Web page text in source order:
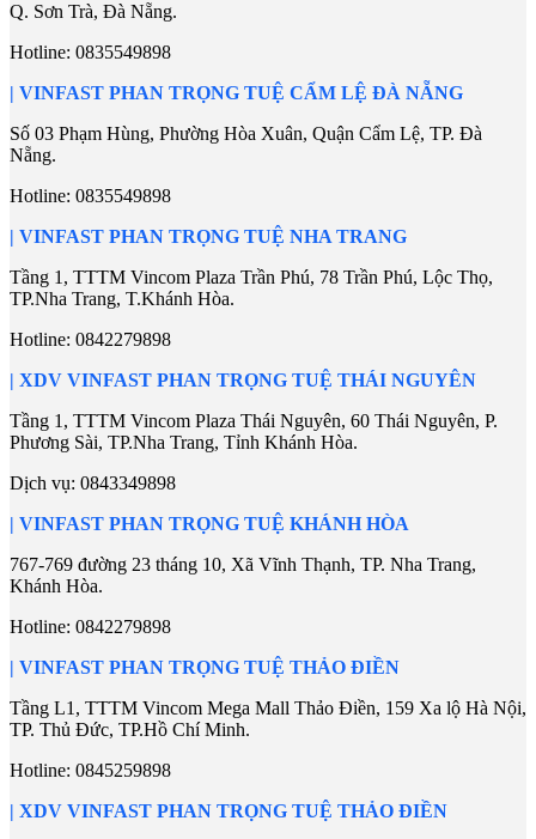
Q. Sơn Trà, Đà Nẵng.
Hotline: 0835549898
| VINFAST PHAN TRỌNG TUỆ CẨM LỆ ĐÀ NẴNG
Số 03 Phạm Hùng, Phường Hòa Xuân, Quận Cẩm Lệ, TP. Đà
Nẵng.
Hotline: 0835549898
| VINFAST PHAN TRỌNG TUỆ NHA TRANG
Tầng 1, TTTM Vincom Plaza Trần Phú, 78 Trần Phú, Lộc Thọ,
TP.Nha Trang, T.Khánh Hòa.
Hotline: 0842279898
| XDV VINFAST PHAN TRỌNG TUỆ THÁI NGUYÊN
Tầng 1, TTTM Vincom Plaza Thái Nguyên, 60 Thái Nguyên, P.
Phương Sài, TP.Nha Trang, Tỉnh Khánh Hòa.
Dịch vụ: 0843349898
| VINFAST PHAN TRỌNG TUỆ KHÁNH HÒA
767-769 đường 23 tháng 10, Xã Vĩnh Thạnh, TP. Nha Trang,
Khánh Hòa.
Hotline: 0842279898
| VINFAST PHAN TRỌNG TUỆ THẢO ĐIỀN
Tầng L1, TTTM Vincom Mega Mall Thảo Điền, 159 Xa lộ Hà Nội,
TP. Thủ Đức, TP.Hồ Chí Minh.
Hotline: 0845259898
| XDV VINFAST PHAN TRỌNG TUỆ THẢO ĐIỀN